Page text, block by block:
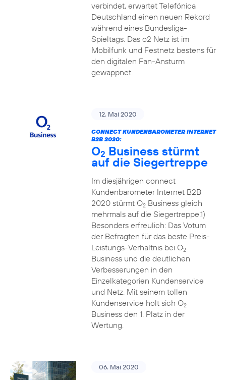
verbindet, erwartet Telefónica
Deutschland einen neuen Rekord
während eines Bundesliga-
Spieltags. Das o2 Netz ist im
Mobilfunk und Festnetz bestens für
den digitalen Fan-Ansturm
gewappnet.
12. Mai 2020
CONNECT KUNDENBAROMETER INTERNET
B2B 2020:
O2 Business stürmt
auf die Siegertreppe
Im diesjährigen connect
Kundenbarometer Internet B2B
2020 stürmt O2Business gleich
mehrmals auf die Siegertreppe.1)
Besonders erfreulich: Das Votum
der Befragten für das beste Preis-
Leistungs-Verhältnis bei O2
Business und die deutlichen
Verbesserungen in den
Einzelkategorien Kundenservice
und Netz. Mit seinem tollen
Kundenservice holt sich O2
Business den 1. Platz in der
Wertung.
06. Mai 2020